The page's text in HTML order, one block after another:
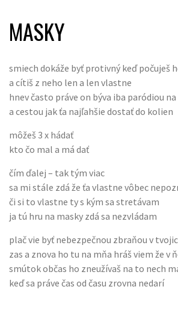
MASKY
smiech dokáže byť protivný keď počuješ
a cítiš z neho len a len vlastne
hnev často práve on býva iba paródiou na
a cestou jak ťa najľahšie dostať do kolien
môžeš 3 x hádať
kto čo mal a má dať
čím ďalej – tak tým viac
sa mi stále zdá že ťa vlastne vôbec
či si to vlastne ty s kým sa stretávam
ja tú hru na masky zdá sa nezvládam
plač vie byť nebezpečnou zbraňou v
zas a znova ho tu na mňa hráš viem že v
smútok občas ho zneužívaš na to nech
keď sa práve čas od času zrovna nedarí